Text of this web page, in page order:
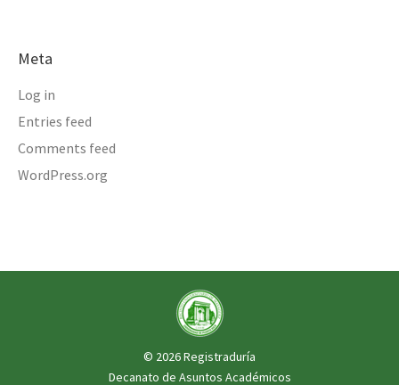
Meta
Log in
Entries feed
Comments feed
WordPress.org
© 2026 Registraduría
Decanato de Asuntos Académicos